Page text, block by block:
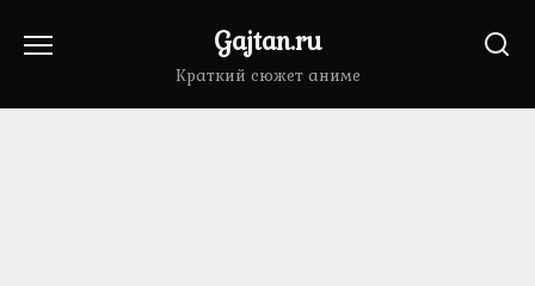
Gajtan.ru
Краткий сюжет аниме